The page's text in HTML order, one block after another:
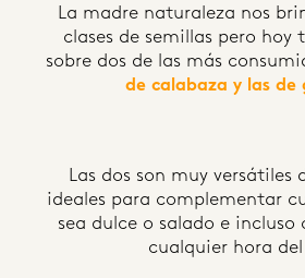
La madre naturaleza nos
clases de semillas pero hoy
sobre dos de las más
de calabaza y las de
Las dos son muy versátiles
ideales para complementar
sea dulce o salado e incluso
cualquier hora